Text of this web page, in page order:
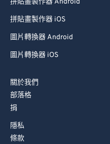
拼貼畫製作器 Android
拼貼畫製作器 iOS
圖片轉換器 Android
圖片轉換器 iOS
關於我們
部落格
捐
隱私
條款